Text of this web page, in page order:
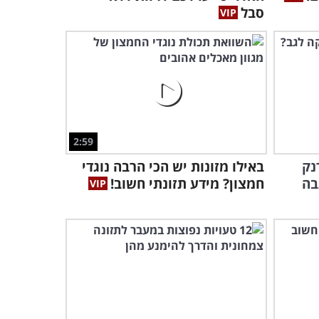
להילחם בה?
סבל
2:59
באילו מזונות יש הכי הרבה נוגדי
חמצון? מידע תזונתי חשוב!